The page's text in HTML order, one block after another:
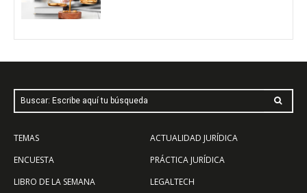
Buscar: Escribe aquí tu búsqueda
TEMAS
ENCUESTA
LIBRO DE LA SEMANA
ACTUALIDAD JURÍDICA
PRÁCTICA JURÍDICA
LEGALTECH